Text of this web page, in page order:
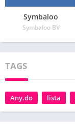
Symbaloo
Symbaloo BV
TAGS
Any.do lista